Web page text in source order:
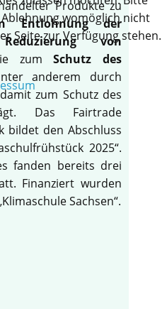
Produkte zu
Entlohnung der
Reduzierung von
zumSchutz des
anderem durch
zum Schutz des
Das Fairtrade
bildet den Abschluss
2025“.
fanden bereits drei
Finanziert wurden
Sachsen“.
womöglich nicht
Seite zur Verfügung stehen.